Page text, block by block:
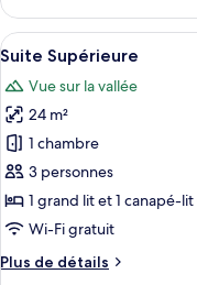
ou
avec
lits
jumeaux
le
type
de
Chambre
Standard
Double
ou
avec
lits
jumeaux
Afficher
toutes
les
photos
pour
ce
type
de
chambre :
Suite
7
Suite Supérieure
Vue sur la vallée
24 m²
1 chambre
3 personnes
1 grand lit et 1 canapé-lit
Wi-Fi gratuit
Plus de détails
Plus